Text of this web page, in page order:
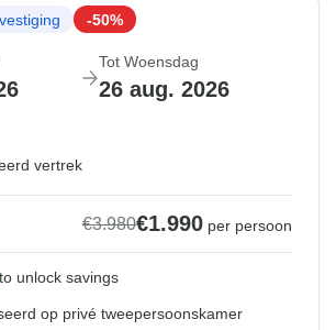
-50%
Tot Woensdag
26 aug. 2026
vertrek
€3.980€1.990 per persoon
to unlock savings
op privé tweepersoonskamer